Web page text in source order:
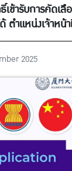
เข้ารับการคัดเ
ตำแหน่งเจ้าหน้
ศูนย์กิจการนาน
2025